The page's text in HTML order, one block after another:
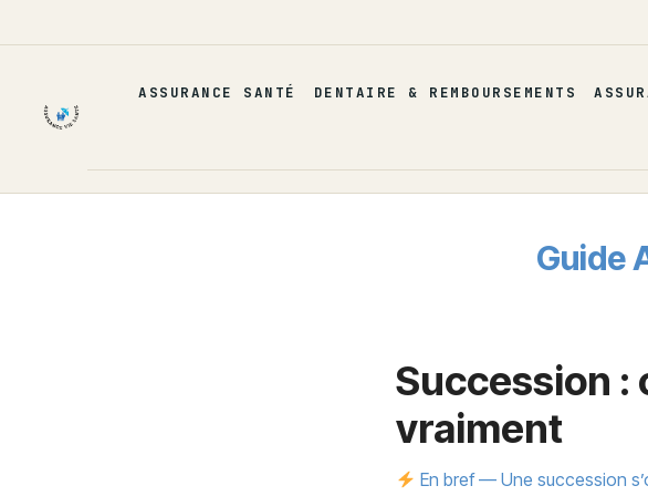
au
ASSURANCE SANTÉ DENTAIRE & REMBOURSEMENTS
Guide
Succession :
vraiment
En bref — Une succession